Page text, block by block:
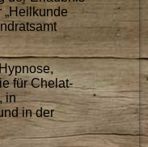
„Heilkunde
für Chelat-
in
in der